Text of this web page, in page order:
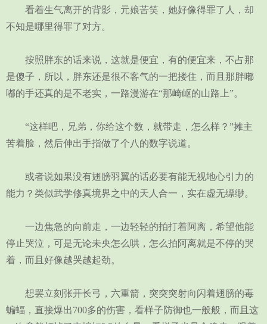
看着生气离开的背影，元娘苦笑，她好像得罪了人，却
不知是哪里得罪了对方。
按照胖东的话来说，这就是便宜，有的便宜来，不占那
是傻子，所以，胖东还是很不客气的一把搂住，而且那胖嘟
嘟的手还真的是不老实，一路漫游在“那崎岖的山路上”。
“这样吧，兄弟，你给这个数，就带走，怎么样？”摊主
苦着脸，然后伸出手指做了个八的数字说道。
或者说如果没有翅膀羽翼的话必要有能无视地心引力的
能力？类似武学修真境界之中的天人合一，实在虚无缥缈。
一边焦急的向前走，一边轻轻的拍打着阿离，希望他能
停止哭泣，可是无论未央怎么哄，怎么拍阿离就是不停的哭
着，而且好像越哭越起劲。
想罢立刻张开长弓，六重箭，突突突射向闪着翅膀的毒
蝙蝠，直接爆出700多的伤害，看样子防御也一般般，而且这